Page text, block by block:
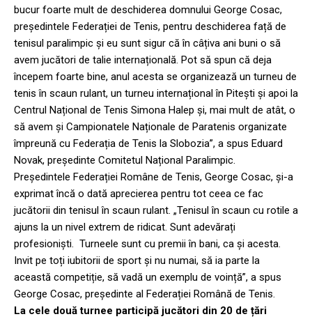
bucur foarte mult de deschiderea domnului George Cosac,
președintele Federației de Tenis, pentru deschiderea față de
tenisul paralimpic și eu sunt sigur că în câțiva ani buni o să
avem jucători de talie internațională. Pot să spun că deja
începem foarte bine, anul acesta se organizează un turneu de
tenis în scaun rulant, un turneu internațional în Pitești și apoi la
Centrul Național de Tenis Simona Halep și, mai mult de atât, o
să avem și Campionatele Naționale de Paratenis organizate
împreună cu Federația de Tenis la Slobozia”, a spus Eduard
Novak, președinte Comitetul Național Paralimpic.
Președintele Federației Române de Tenis, George Cosac, și-a
exprimat încă o dată aprecierea pentru tot ceea ce fac
jucătorii din tenisul în scaun rulant. „Tenisul în scaun cu rotile a
ajuns la un nivel extrem de ridicat. Sunt adevărați
profesioniști. Turneele sunt cu premii în bani, ca și acesta.
Invit pe toți iubitorii de sport și nu numai, să ia parte la
această competiție, să vadă un exemplu de voință”, a spus
George Cosac, președinte al Federației Română de Tenis.
La cele două turnee participă jucători din 20 de țări